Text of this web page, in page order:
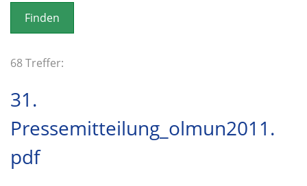
o
n
68 Treffer:
31.
Pressemitteilung_olmun2011.
pdf